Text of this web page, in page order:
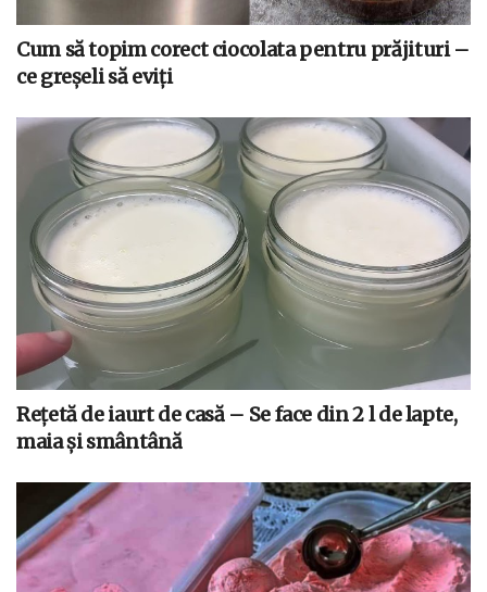
Cum să topim corect ciocolata pentru prăjituri –
ce greșeli să eviți
Rețetă de iaurt de casă – Se face din 2 l de lapte,
maia și smântână